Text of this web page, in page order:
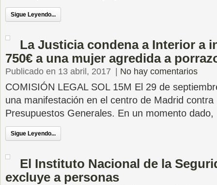
Sigue Leyendo...
La Justicia condena a Interior a
750€ a una mujer agredida a
Publicado en 13 abril, 2017 No hay comentarios
COMISIÓN LEGAL SOL 15M El 29 de
una manifestación en el centro de Madrid
Presupuestos Generales. En un momento
Sigue Leyendo...
El Instituto Nacional de la
excluye a personas